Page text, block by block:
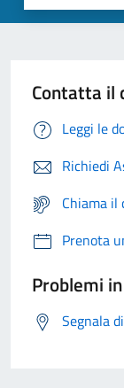
Contatta il
Leggi le
Richiedi
Chiama
Prenota
Problemi
Segnala